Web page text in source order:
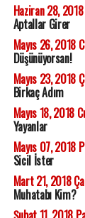
Haziran 28,
Aptallar Girer
Mayıs 26, 2018
Düşünüyorsan!
Mayıs 23, 2018
Birkaç Adım
Mayıs 18, 2018
Yayanlar
Mayıs 07, 2018
Sicil İster
Mart 21, 2018
Muhatabı Kim?